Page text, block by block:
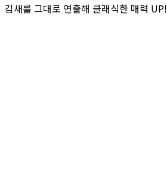
김새를 그대로 연출해 클래식한 매력 UP!